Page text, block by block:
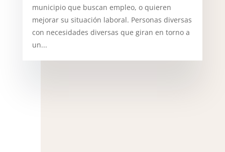
municipio que buscan empleo, o quieren
mejorar su situación laboral. Personas diversas
con necesidades diversas que giran en torno a
un...